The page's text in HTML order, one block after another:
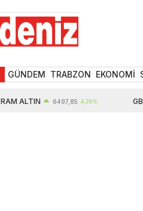
GÜNDEM TRABZON EKONOMİ
6497,85 4,28%